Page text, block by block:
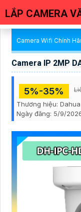
LẮP CAMERA
Camera Wifi Chính
Camera IP 2MP
5%-35%
Thương hiệu: Dahua
Ngày đăng: 5/9/